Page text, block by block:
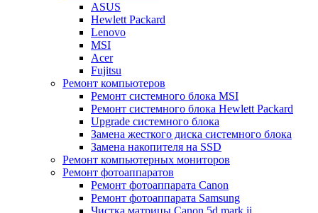
ASUS
Hewlett Packard
Lenovo
MSI
Acer
Fujitsu
Ремонт компьютеров
Ремонт системного блока MSI
Ремонт системного блока Hewlett Packard
Upgrade системного блока
Замена жесткого диска системного блока
Замена накопителя на SSD
Ремонт компьютерных мониторов
Ремонт фотоаппаратов
Ремонт фотоаппарата Canon
Ремонт фотоаппарата Samsung
Чистка матрицы Canon 5d mark ii